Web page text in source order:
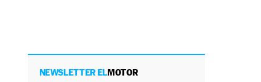
NEWSLETTER ELMOTOR